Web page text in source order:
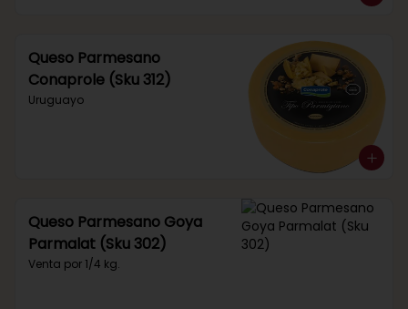
Queso Parmesano
Conaprole (Sku 312)
Uruguayo
Queso Parmesano Goya
Parmalat (Sku 302)
Venta por 1/4 kg.